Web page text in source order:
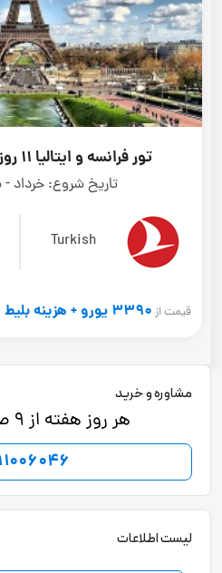
تور فرانسه و ایتالیا 11 روزه از 1 خرداد 1404
تاریخ شروع: خرداد -
Turkish
قیمت از 3390 یورو + هزینه بلیط هواپیما
مشاوره و خرید
هر روز هفته از 9 صبح تا 7 شب
لیست اطلاعات